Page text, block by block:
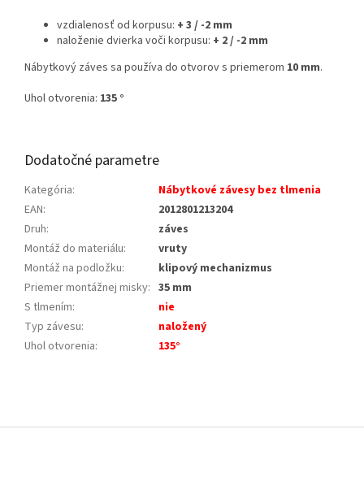
vzdialenosť od korpusu: + 3 / -2 mm
naloženie dvierka voči korpusu: + 2 / -2 mm
Nábytkový záves sa používa do otvorov s priemerom 10 mm.
Uhol otvorenia: 135 °
Dodatočné parametre
Kategória:
Nábytkové závesy bez tlmenia
EAN:
2012801213204
Druh:
záves
Montáž do materiálu:
vruty
Montáž na podložku:
klipový mechanizmus
Priemer montážnej misky: 35 mm
S tlmením:
nie
Typ závesu:
naložený
Uhol otvorenia: 135°
á